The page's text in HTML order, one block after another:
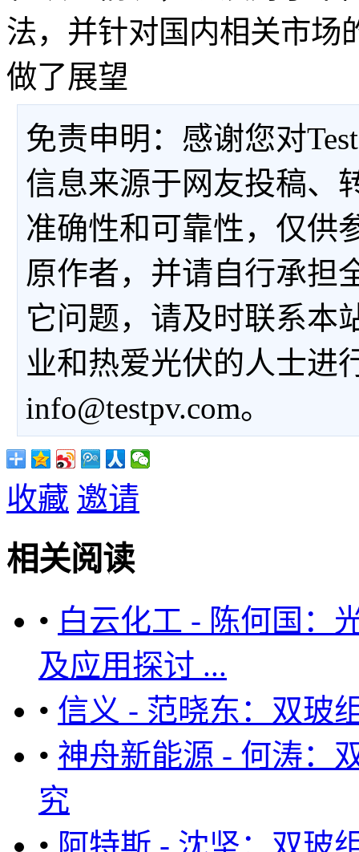
法，并针对国内相关市场
做了展望
免责申明：感谢您对
信息来源于网友投稿、
准确性和可靠性，仅供
原作者，并请自行承担
它问题，请及时联系本
业和热爱光伏的人士进
info@testpv.com。
收藏 邀请
相关阅读
• 白云化工 - 陈何国：
及应用探讨 ...
• 信义 - 范晓东：双玻
• 神舟新能源 - 何涛：
究